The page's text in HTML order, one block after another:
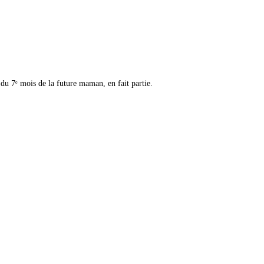
7ᵉ mois de la future maman, en fait partie.